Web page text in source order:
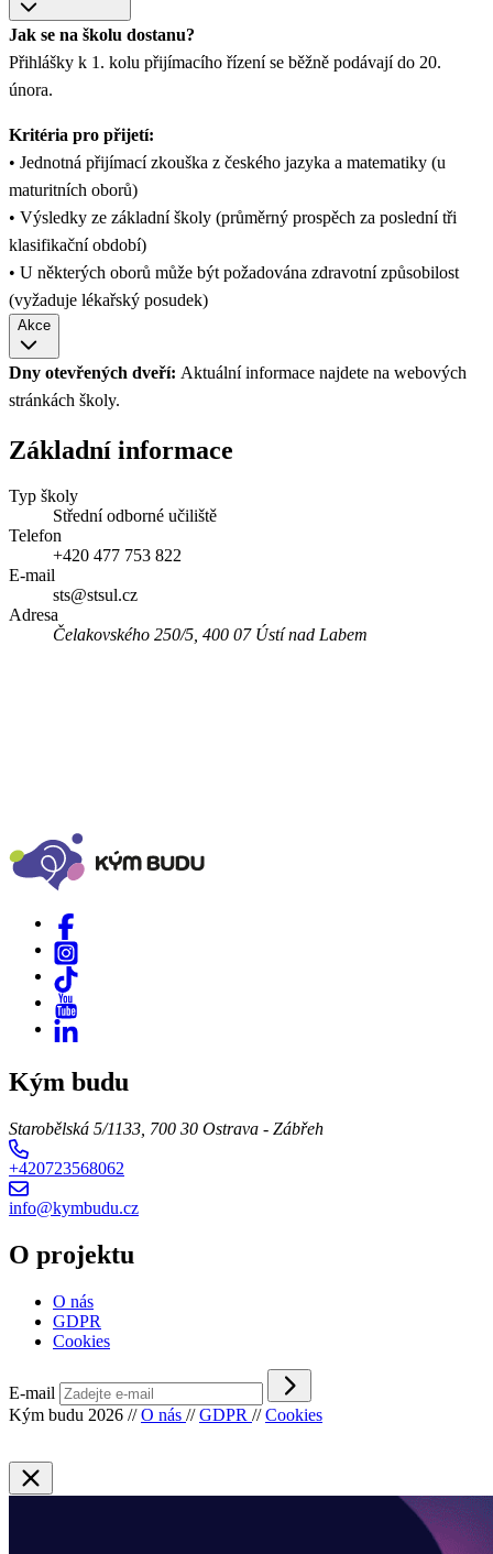
Jak se na školu dostanu?
Přihlášky k 1. kolu přijímacího řízení se běžně podávají do 20.
února.
Kritéria pro přijetí:
• Jednotná přijímací zkouška z českého jazyka a matematiky (u
maturitních oborů)
• Výsledky ze základní školy (průměrný prospěch za poslední tři
klasifikační období)
• U některých oborů může být požadována zdravotní způsobilost
(vyžaduje lékařský posudek)
Akce
Dny otevřených dveří: Aktuální informace najdete na webových
stránkách školy.
Základní informace
Typ školy
Střední odborné učiliště
Telefon
+420 477 753 822
E-mail
sts@stsul.cz
Adresa
Čelakovského 250/5, 400 07 Ústí nad Labem
Kým budu
Starobělská 5/1133, 700 30 Ostrava - Zábřeh
+420723568062
info@kymbudu.cz
O projektu
O nás
GDPR
Cookies
E-mail
Kým budu 2026 // O nás // GDPR // Cookies